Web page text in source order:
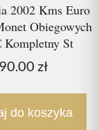
2002 Kms Euro
Obiegowych
Kompletny St
90.00 zł
do koszyka